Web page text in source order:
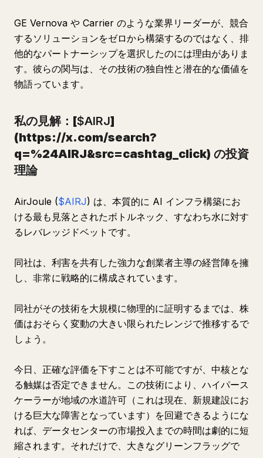
GE Vernova や Carrier のような業界リーダーが、競合
するソリューションをゼロから構築するのではなく、排
他的なパートナーシップを選択したのには理由がありま
す。彼らの関与は、その技術の独自性と潜在的な価値を
物語っています。
私の見解：[$AIRJ]
(https://x.com/search?
q=%24AIRJ&src=cashtag_click) の投資
理論
AirJoule ($AIRJ) は、本質的に AI インフラ構築にお
ける最も見落とされたボトルネック、すなわち水に対す
るレバレッジドベットです。
同社は、利害を共有した強力な創業者主導の経営陣を擁
し、非常に戦略的に構成されています。
同社がその技術を大規模に物理的に証明するまでは、株
価はおそらく変動の大きい限られたレンジで推移するで
しょう。
今日、正確な評価を下すことは不可能ですが、中核とな
る触媒は否定できません。この技術により、ハイパース
ケーラーが地域の水道許可（これは現在、新規建設にお
ける巨大な障害となっています）を回避できるようにな
れば、データセンターの市場投入までの時間は劇的に短
縮されます。それだけで、大きなグリーンフラッグで